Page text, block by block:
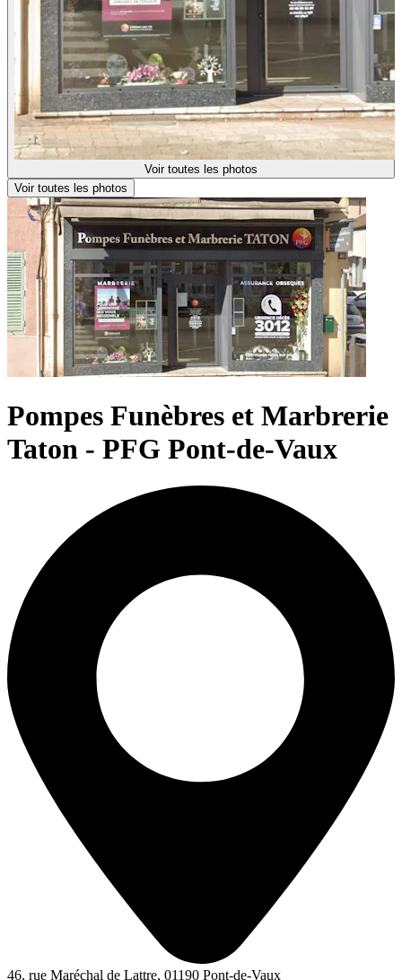
Voir toutes les photos
Voir toutes les photos
Pompes Funèbres et Marbrerie
Taton - PFG Pont-de-Vaux
46, rue Maréchal de Lattre, 01190 Pont-de-Vaux